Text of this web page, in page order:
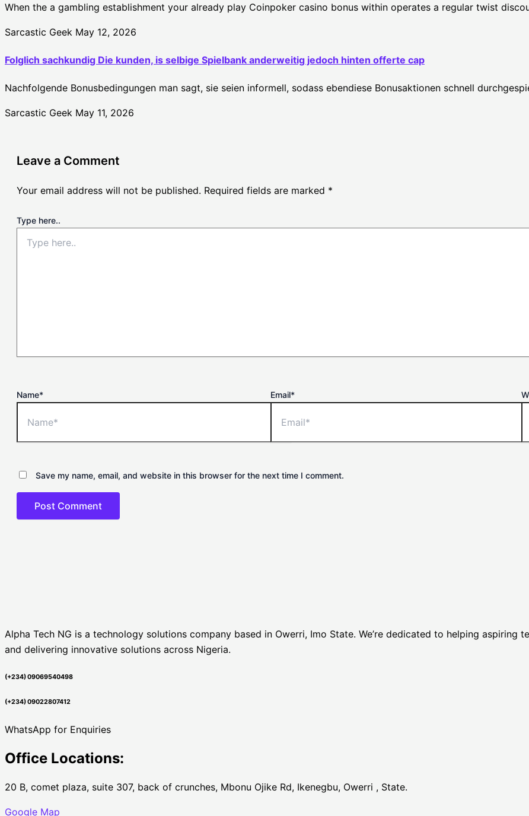
When the a gambling establishment your already play Coinpoker casino bonus within operates a regular twist
Sarcastic Geek May 12, 2026
Folglich sachkundig Die kunden, is selbige Spielbank anderweitig jedoch hinten offerte cap
Nachfolgende Bonusbedingungen man sagt, sie seien informell, sodass ebendiese Bonusaktionen schnell
Sarcastic Geek May 11, 2026
Leave a Comment
Your email address will not be published. Required fields are marked *
Type here..
Name* Email*
Save my name, email, and website in this browser for the next time I comment.
Alpha Tech NG is a technology solutions company based in Owerri, Imo State. We’re dedicated to helping
and delivering innovative solutions across Nigeria.
(+234) 09069540498
(+234) 09022807412
WhatsApp for Enquiries
Office Locations:
20 B, comet plaza, suite 307, back of crunches, Mbonu Ojike Rd, Ikenegbu, Owerri , State.
Google Map